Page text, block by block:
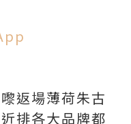
返場薄荷朱古
排各大品牌都